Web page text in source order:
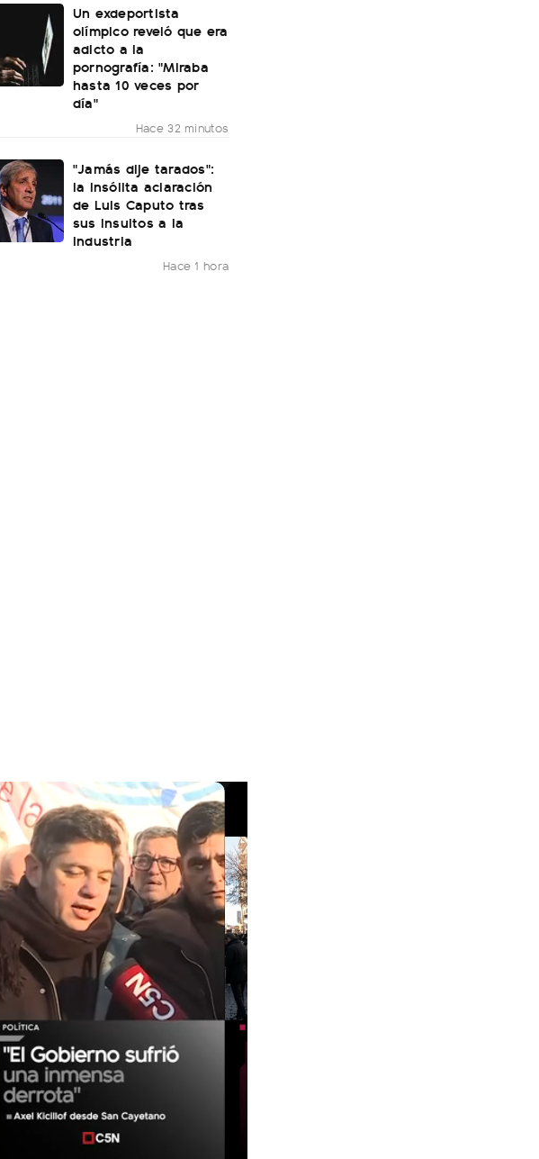
Un exdeportista
olímpico reveló que era
adicto a la
pornografía: "Miraba
hasta 10 veces por
día"
Hace 32 minutos
"Jamás dije tarados":
la insólita aclaración
de Luis Caputo tras
sus insultos a la
industria
Hace 1 hora